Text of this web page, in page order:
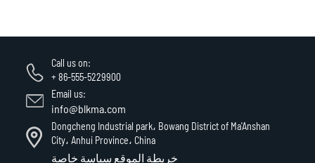
Call us on:
+ 86-555-5229900
Email us:
info@blkma.com
Dongcheng Industrial park، Bowang District of Ma'Anshan
City، Anhui Province، China
خريطة الموقع سياسة خاصة